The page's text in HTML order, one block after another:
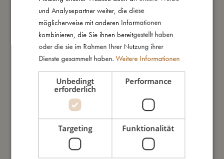
Um die Umwelt zu schonen, ist die Rassel mit recyceltem
Polyester gefüllt.
Helga, die Henne, liebt es zu baden und kann ganz einfach in
der Waschmaschine im Feinwaschprogramm gereinigt
werden. Helga ist handgefertigt, was der süßen Freundin
einen einzigartigen Look verleiht.
Daraus bin ich gemacht
und Analysepartner weiter, die diese
möglicherweise mit anderen Informationen
kombinieren, die Sie ihnen bereitgestellt haben
oder die sie im Rahmen Ihrer Nutzung ihrer
Dienste gesammelt haben. Weitere Informationen
Unbedingt
erforderlich
Performance
Targeting Funktionalität